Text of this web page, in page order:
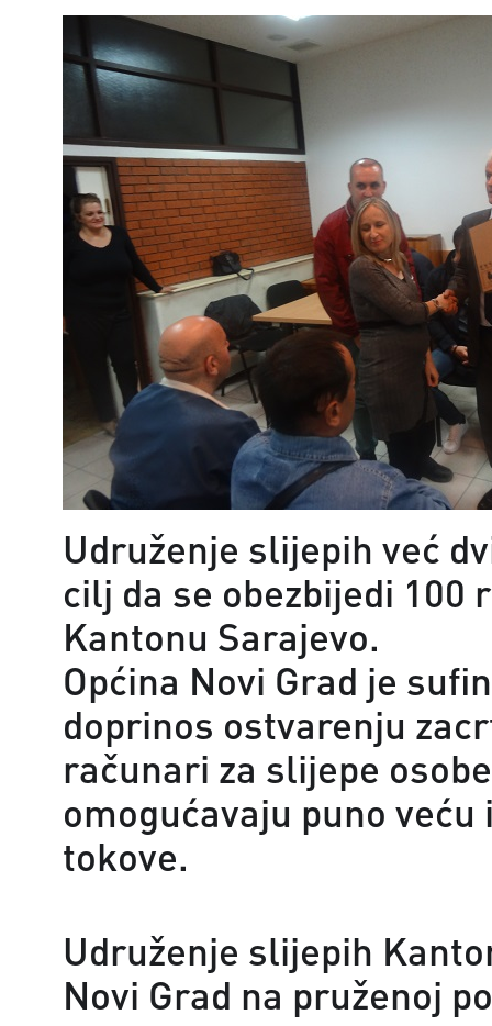
Udruženje slijepih već
cilj da se obezbijedi 100
Kantonu Sarajevo.
Općina Novi Grad je
doprinos ostvarenju
računari za slijepe
omogućavaju puno
tokove.
Udruženje slijepih
Novi Grad na pruženoj